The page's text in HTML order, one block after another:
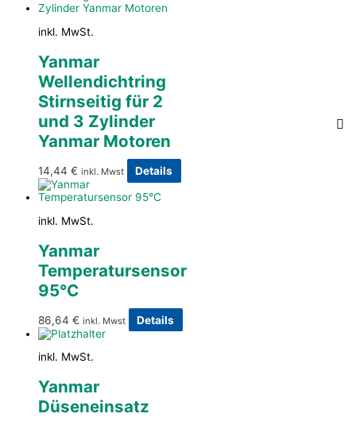
inkl. MwSt.
Yanmar
Wellendichtring
Stirnseitig für 2
und 3 Zylinder
Yanmar Motoren
14,44 € inkl. Mwst Details
inkl. MwSt.
Yanmar
Temperatursensor
95°C
86,64 € inkl. Mwst Details
inkl. MwSt.
Yanmar
Düseneinsatz